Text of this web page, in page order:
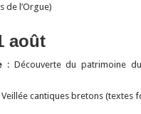
de l’Orgue)
août
: Découverte du patrimoine
Veillée cantiques bretons (textes